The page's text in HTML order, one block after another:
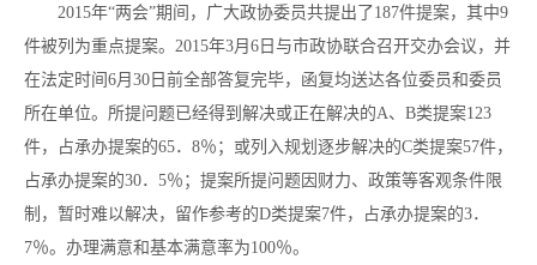
2015年“两会”期间，广大政协委员共提出了187件提案，其中9
件被列为重点提案。2015年3月6日与市政协联合召开交办会议，并
在法定时间6月30日前全部答复完毕，函复均送达各位委员和委员
所在单位。所提问题已经得到解决或正在解决的A、B类提案123
件，占承办提案的65．8％；或列入规划逐步解决的C类提案57件，
占承办提案的30．5％；提案所提问题因财力、政策等客观条件限
制，暂时难以解决，留作参考的D类提案7件，占承办提案的3．
7％。办理满意和基本满意率为100％。